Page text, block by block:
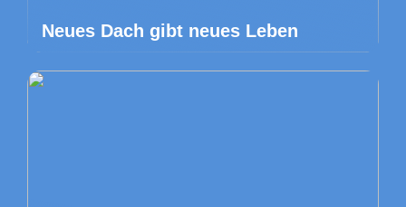
Neues Dach gibt neues Leben